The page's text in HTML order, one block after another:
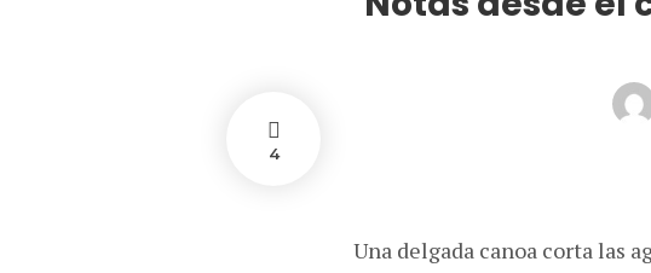
4
Una delgada canoa corta las